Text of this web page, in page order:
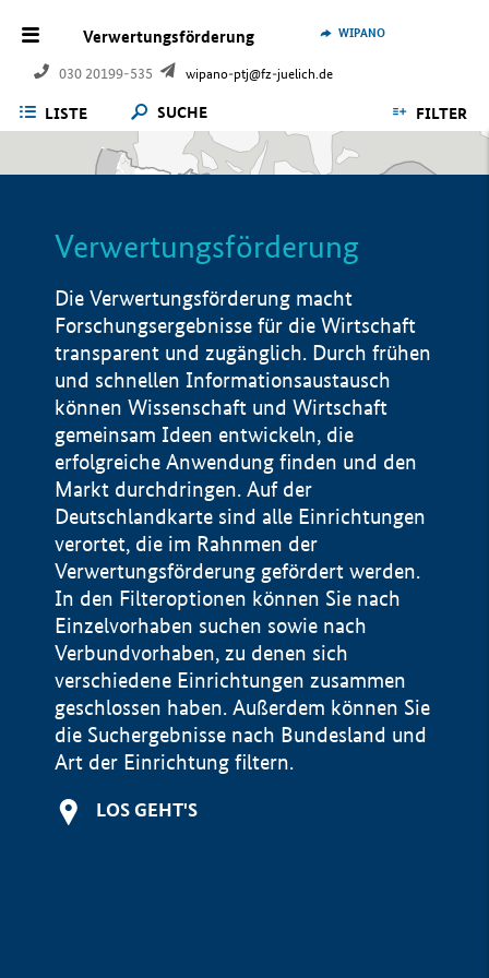
Verwertungsförderung
030 20199-535 wipano-ptj@fz-juelich.de
WIPANO
LISTE SUCHE FILTER
Verwertungsförderung
Die Verwertungsförderung macht
Forschungsergebnisse für die Wirtschaft
transparent und zugänglich. Durch frühen
und schnellen Informationsaustausch
können Wissenschaft und Wirtschaft
gemeinsam Ideen entwickeln, die
erfolgreiche Anwendung finden und den
Markt durchdringen. Auf der
Deutschlandkarte sind alle Einrichtungen
verortet, die im Rahnmen der
Verwertungsförderung gefördert werden.
In den Filteroptionen können Sie nach
Einzelvorhaben suchen sowie nach
Verbundvorhaben, zu denen sich
verschiedene Einrichtungen zusammen
geschlossen haben. Außerdem können Sie
die Suchergebnisse nach Bundesland und
Art der Einrichtung filtern.
LOS GEHT'S